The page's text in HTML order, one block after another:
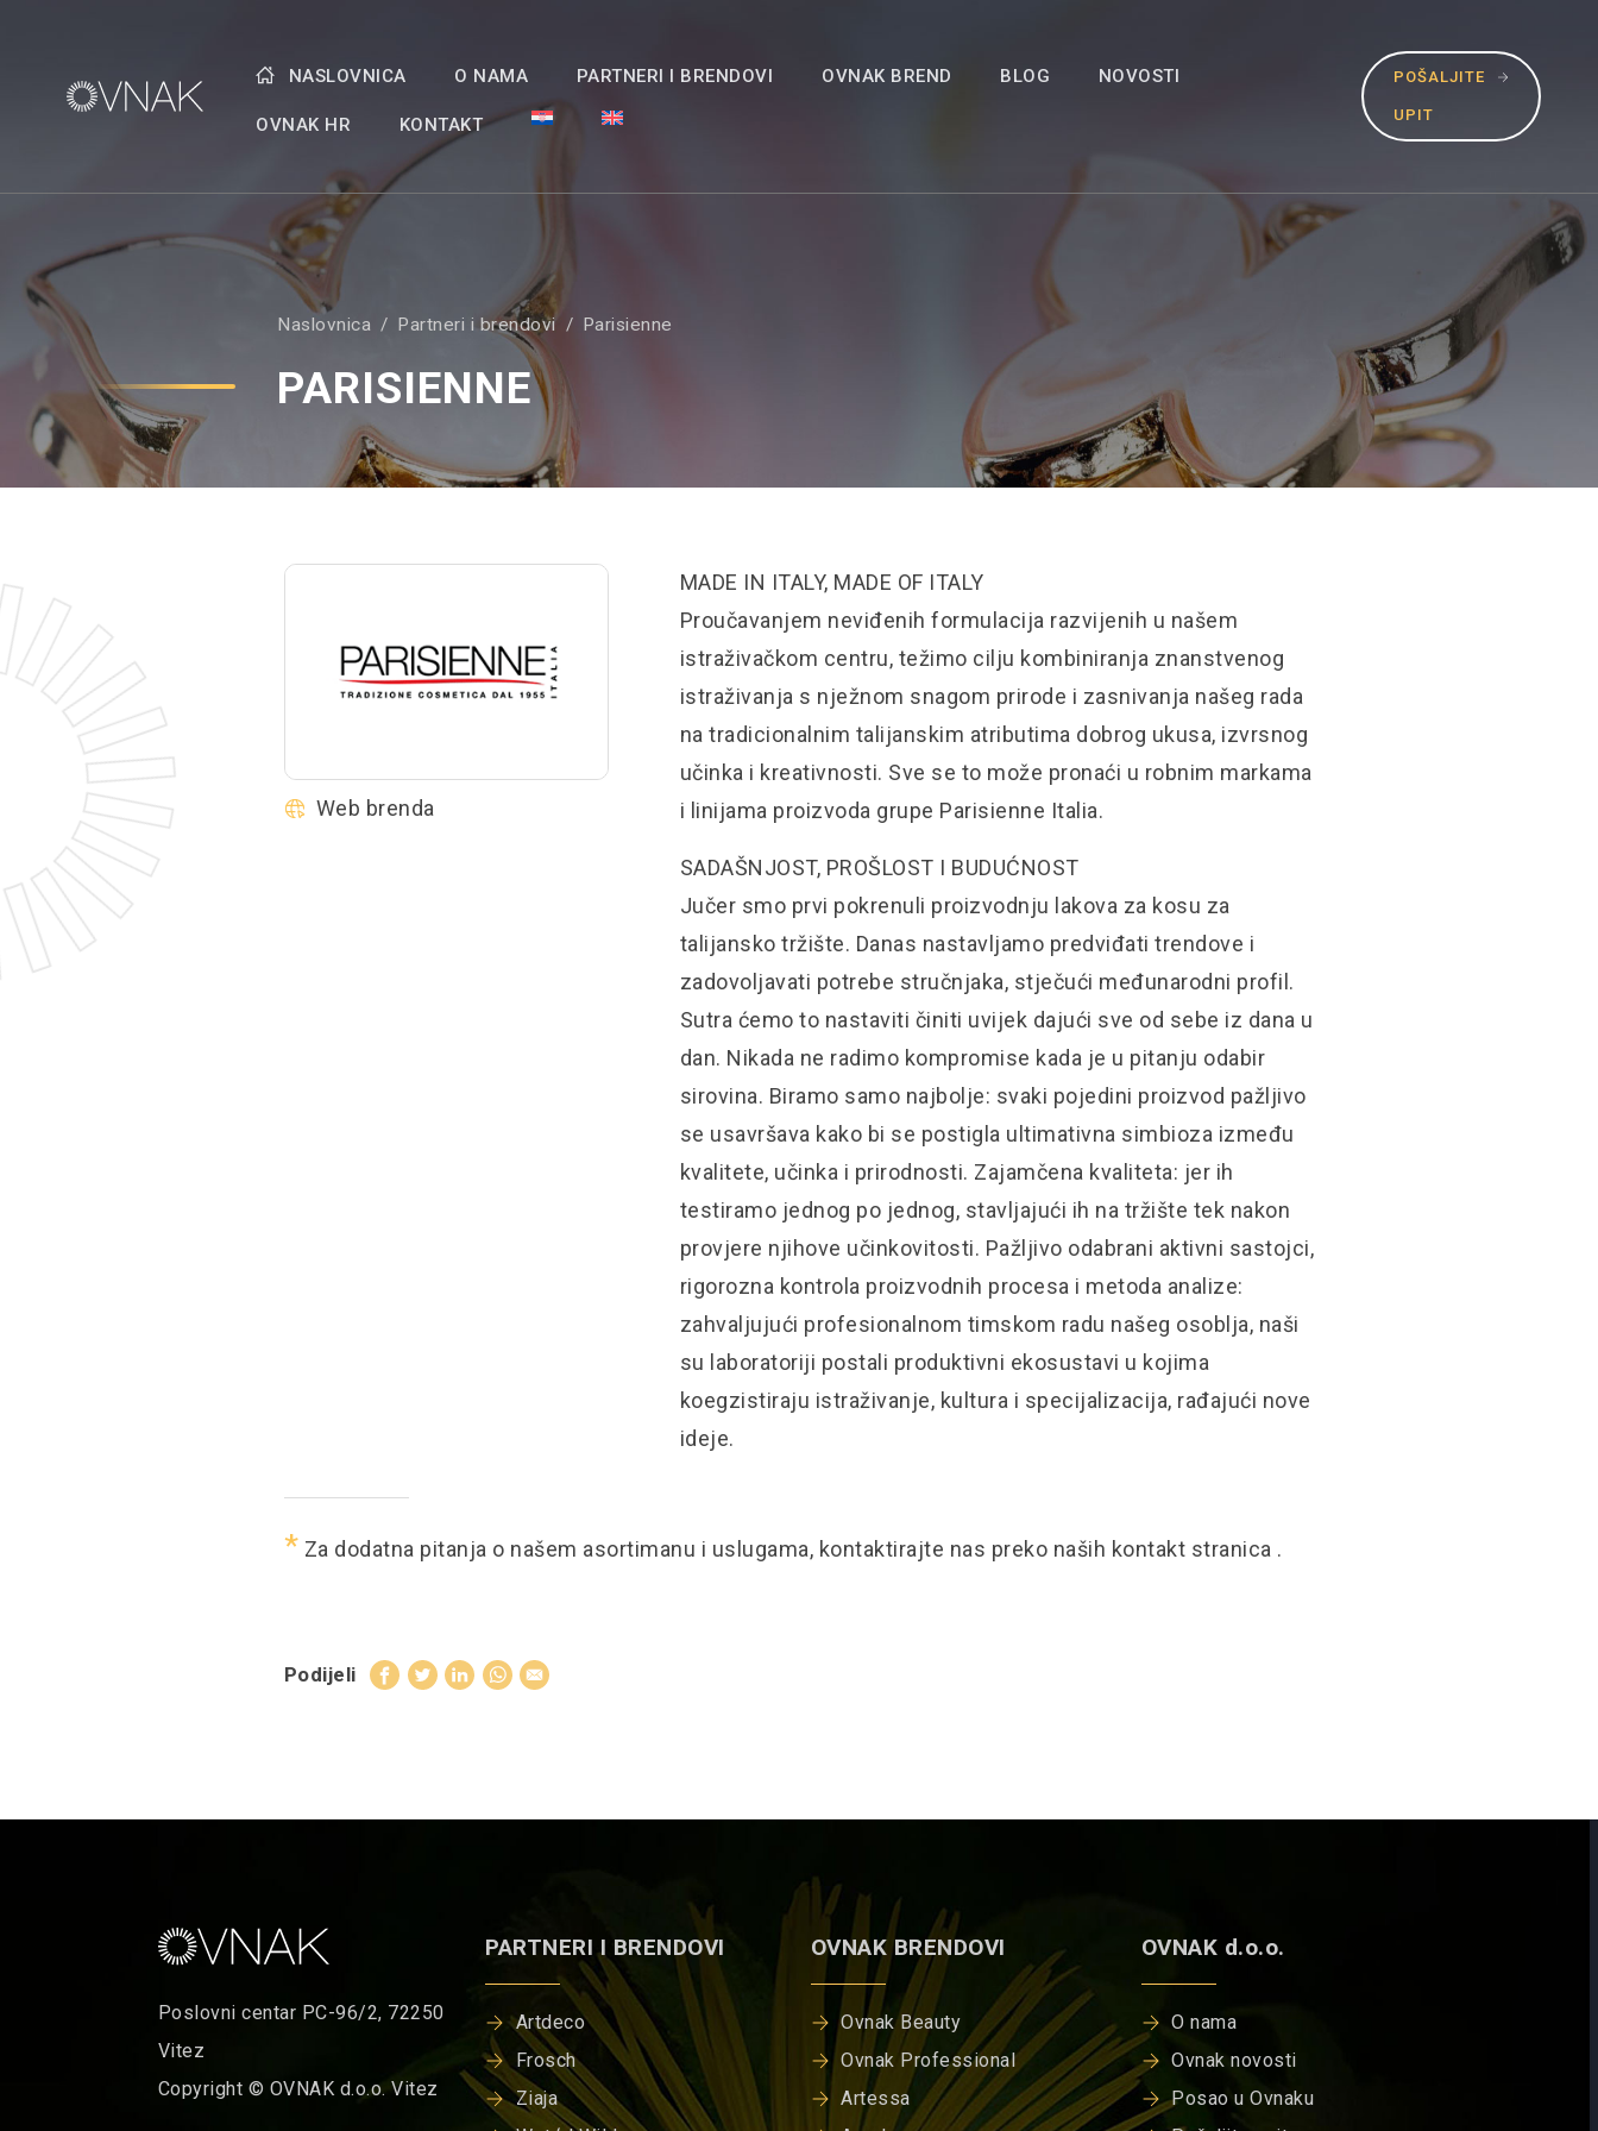
NASLOVNICA O NAMA PARTNERI I BRENDOVI OVNAK BREND BLOG NOVOSTI
OVNAK HR KONTAKT
POŠALJITE
UPIT
Naslovnica Partneri i brendovi Parisienne
PARISIENNE
Web brenda
MADE IN ITALY, MADE OF ITALY
Proučavanjem neviđenih formulacija razvijenih u našem
istraživačkom centru, težimo cilju kombiniranja znanstvenog
istraživanja s nježnom snagom prirode i zasnivanja našeg rada
na tradicionalnim talijanskim atributima dobrog ukusa, izvrsnog
učinka i kreativnosti. Sve se to može pronaći u robnim markama
i linijama proizvoda grupe Parisienne Italia.
SADAŠNJOST, PROŠLOST I BUDUĆNOST
Jučer smo prvi pokrenuli proizvodnju lakova za kosu za
talijansko tržište. Danas nastavljamo predviđati trendove i
zadovoljavati potrebe stručnjaka, stječući međunarodni profil.
Sutra ćemo to nastaviti činiti uvijek dajući sve od sebe iz dana u
dan. Nikada ne radimo kompromise kada je u pitanju odabir
sirovina. Biramo samo najbolje: svaki pojedini proizvod pažljivo
se usavršava kako bi se postigla ultimativna simbioza između
kvalitete, učinka i prirodnosti. Zajamčena kvaliteta: jer ih
testiramo jednog po jednog, stavljajući ih na tržište tek nakon
provjere njihove učinkovitosti. Pažljivo odabrani aktivni sastojci,
rigorozna kontrola proizvodnih procesa i metoda analize:
zahvaljujući profesionalnom timskom radu našeg osoblja, naši
su laboratoriji postali produktivni ekosustavi u kojima
koegzistiraju istraživanje, kultura i specijalizacija, rađajući nove
ideje.
* Za dodatna pitanja o našem asortimanu i uslugama, kontaktirajte nas preko naših kontakt stranica .
Podijeli
Poslovni centar PC-96/2, 72250
Vitez
Copyright © OVNAK d.o.o. Vitez
PARTNERI I BRENDOVI
Artdeco
Frosch
Ziaja
OVNAK BRENDOVI
Ovnak Beauty
Ovnak Professional
Artessa
OVNAK d.o.o.
O nama
Ovnak novosti
Posao u Ovnaku